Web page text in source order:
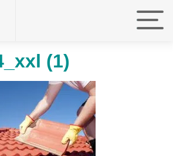
faefef faefef
(1)